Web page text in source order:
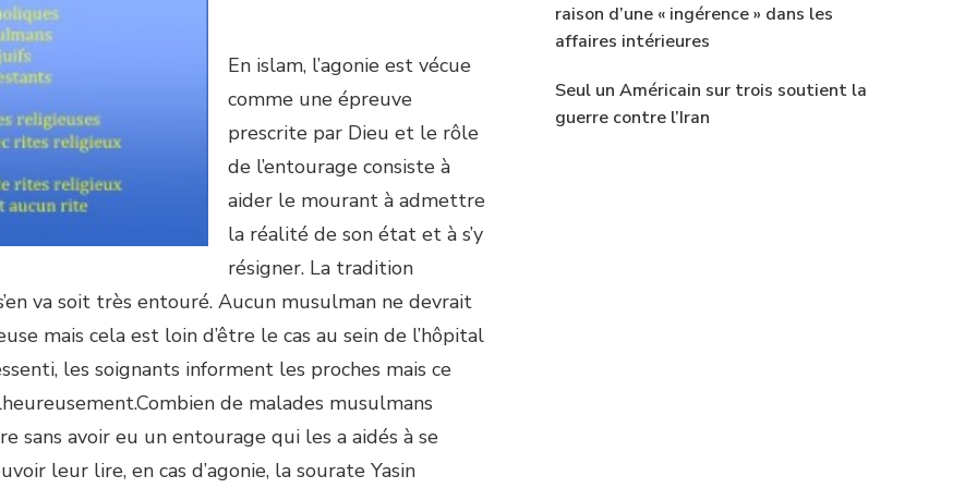
En islam, l’agonie est vécue
comme une épreuve
prescrite par Dieu et le rôle
de l’entourage consiste à
aider le mourant à admettre
la réalité de son état et à s’y
résigner. La tradition
va soit très entouré. Aucun musulman ne devrait
mais cela est loin d’être le cas au sein de l’hôpital
les soignants informent les proches mais ce
de malades musulmans
sans avoir eu un entourage qui les a aidés à se
leur lire, en cas d’agonie, la sourate Yasin
raison d’une « ingérence » dans les
affaires intérieures
Seul un Américain sur trois soutient la
guerre contre l’Iran